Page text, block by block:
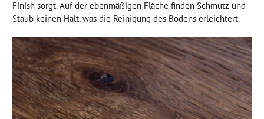
Finish sorgt. Auf der ebenmäßigen Fläche finden Schmutz und
Staub keinen Halt, was die Reinigung des Bodens erleichtert.